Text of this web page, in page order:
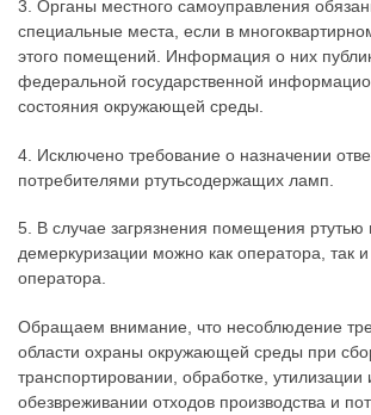
3. Органы местного самоуправления
специальные места, если в
этого помещений. Информация о них
федеральной государственной
состояния окружающей среды.
4. Исключено требование о назначении
потребителями ртутьсодержащих ламп.
5. В случае загрязнения помещения ртутью
демеркуризации можно как оператора, так
оператора.
Обращаем внимание, что несоблюдение
области охраны окружающей среды при
транспортировании, обработке, утилизации
обезвреживании отходов производства и